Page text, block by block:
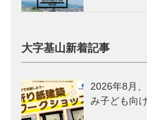
大字基山新着記事
2026年8月
み子ども向